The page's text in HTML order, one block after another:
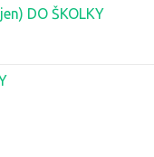
DO ŠKOLKY